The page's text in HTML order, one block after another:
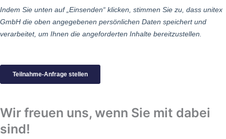
Wir freuen uns, wenn Sie mit dabei
sind!